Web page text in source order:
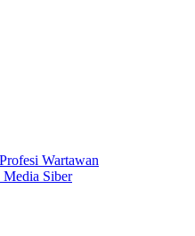
Wartawan
Media Siber